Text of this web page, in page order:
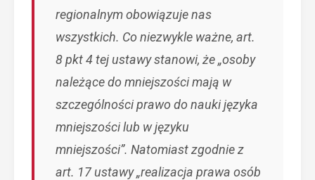
regionalnym obowiązuje nas
wszystkich. Co niezwykle ważne, art.
8 pkt 4 tej ustawy stanowi, że „osoby
należące do mniejszości mają w
szczególności prawo do nauki języka
mniejszości lub w języku
mniejszości”. Natomiast zgodnie z
art. 17 ustawy „realizacja prawa osób